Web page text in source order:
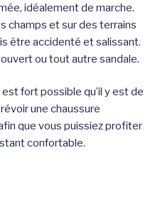
idéalement de marche.
champs et sur des terrains
être accidenté et salissant.
ou tout autre sandale.
fort possible qu’il y est de
une chaussure
que vous puissiez profiter
confortable.